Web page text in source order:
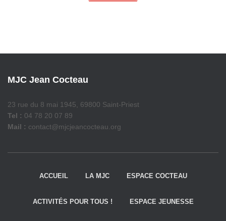
MJC Jean Cocteau
23 rue du 8 mai 1945, 69800 Saint-Priest
Tel : 04 78 20 07 89
Mail : contact@mjcjeancocteau.org
ACCUEIL LA MJC ESPACE COCTEAU
ACTIVITÉS POUR TOUS ! ESPACE JEUNESSE